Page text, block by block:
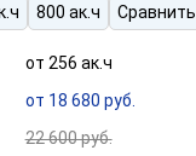
800 ак.ч Сравнить
от 256 ак.ч
от 18 680 руб.
22 600 руб.